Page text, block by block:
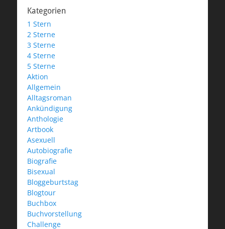
Kategorien
1 Stern
2 Sterne
3 Sterne
4 Sterne
5 Sterne
Aktion
Allgemein
Alltagsroman
Ankündigung
Anthologie
Artbook
Asexuell
Autobiografie
Biografie
Bisexual
Bloggeburtstag
Blogtour
Buchbox
Buchvorstellung
Challenge